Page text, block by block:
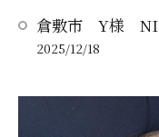
倉敷市 Y様
2025/12/18